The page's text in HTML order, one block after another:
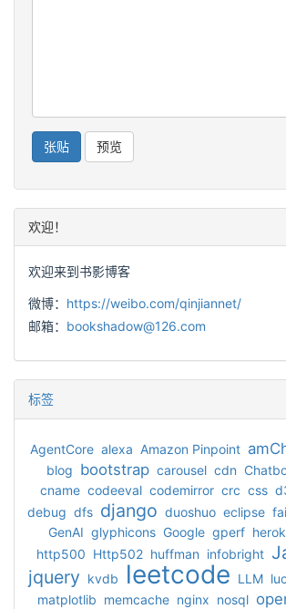
欢迎！
欢迎来到书影博客
微博： https://weibo.com/qinjiannet/
邮箱： bookshadow@126.com
标签
AgentCore alexa Amazon Pinpoint
blog bootstrap carousel cdn
cname codeeval codemirror crc css
debug dfs django duoshuo eclipse
GenAI glyphicons Google gperf
http500 Http502 huffman infobright
jquery kvdb leetcode LLM
matplotlib memcache nginx nosql